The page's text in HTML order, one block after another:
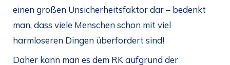
einen großen Unsicherheitsfaktor dar – bedenkt
man, dass viele Menschen schon mit viel
harmloseren Dingen überfordert sind!
Daher kann man es dem RK aufgrund der